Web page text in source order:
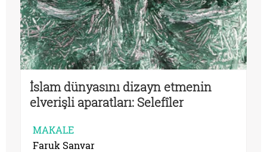
İslam dünyasını dizayn etmenin
elverişli aparatları: Selefîler
MAKALE
Faruk Sanvar